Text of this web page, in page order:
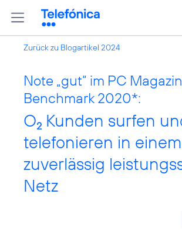
Zurück zu Blogartikel 2024
Note „gut“ im PC
Benchmark 2020*:
O2 Kunden surfen
telefonieren in einem
zuverlässig
Netz